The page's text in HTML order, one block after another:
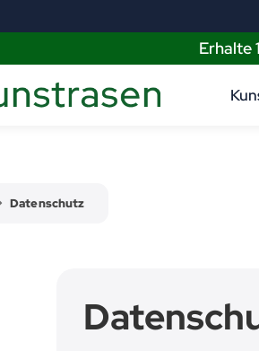
Erhalte
Datenschutz